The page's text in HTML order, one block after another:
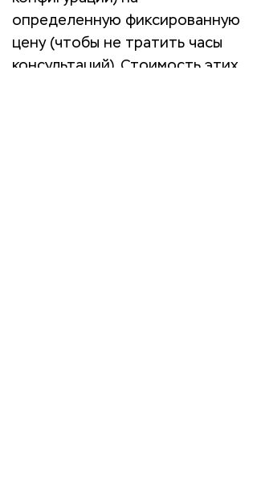
определенную фиксированную
цену (чтобы не тратить часы
консультаций). Стоимость этих